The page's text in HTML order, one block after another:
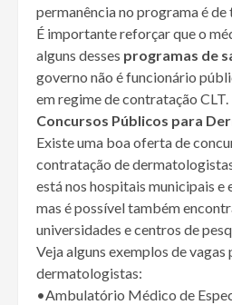
permanência no programa é de
É importante reforçar que o
alguns desses programas de
governo não é funcionário
em regime de contratação CLT.
Concursos Públicos para
Existe uma boa oferta de
contratação de
está nos hospitais municipais e
mas é possível também
universidades e centros de
Veja alguns exemplos de
dermatologistas:
•Ambulatório Médico de